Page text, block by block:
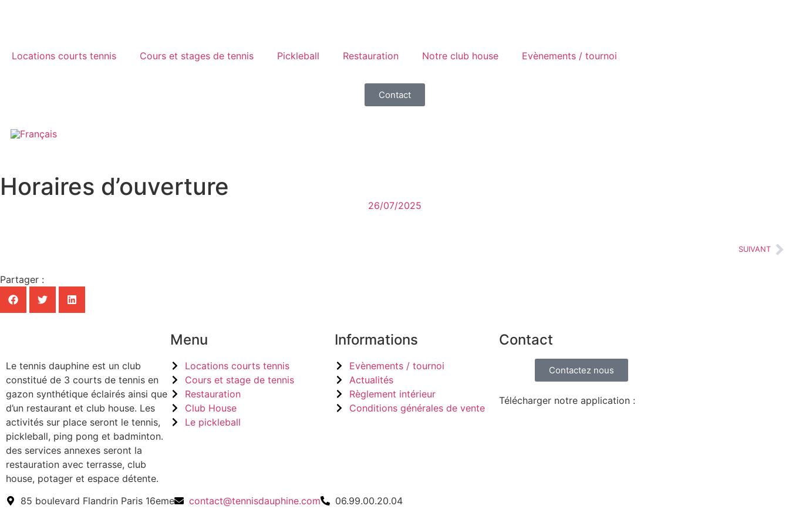
Locations courts tennis Cours et stages de tennis Pickleball Restauration Notre club house Evènements / tournoi
Contact
Horaires d’ouverture
26/07/2025
SUIVANT
Partager :
Le tennis dauphine est un club
constitué de 3 courts de tennis en
gazon synthétique éclairés ainsi que
d’un restaurant et club house. Les
activités sur place seront le tennis,
pickleball, ping pong et badminton.
des services annexes seront la
restauration avec terrasse, club
house, potager et espace détente.
Menu
Locations courts tennis
Cours et stage de tennis
Restauration
Club House
Le pickleball
Informations
Evènements / tournoi
Actualités
Règlement intérieur
Conditions générales de vente
Contact
Contactez nous
Télécharger notre application :
85 boulevard Flandrin Paris 16eme contact@tennisdauphine.com 06.99.00.20.04